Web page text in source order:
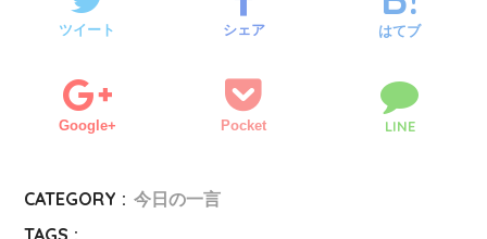
ツイート シェア はてブ
Google+ Pocket LINE
CATEGORY : 今日の一言